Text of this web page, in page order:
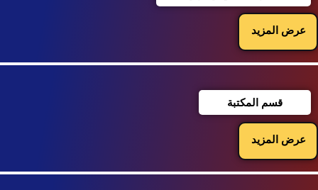
عرض المزيد
قسم المكتبة
عرض المزيد